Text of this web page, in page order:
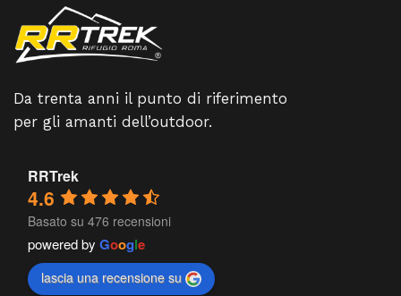
Da trenta anni il punto di riferimento
per gli amanti dell’outdoor.
RRTrek
4.6
Basato su 476 recensioni
powered by Google
lascia una recensione su